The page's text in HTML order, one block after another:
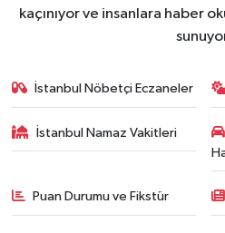
kaçınıyor ve insanlara haber
İstanbul Nöbetçi Eczaneler
İstanbul Namaz Vakitleri
Puan Durumu ve Fikstür